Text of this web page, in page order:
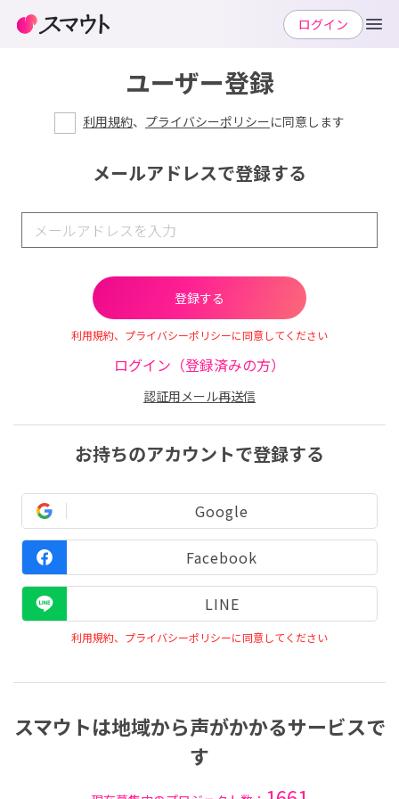
ユーザー登録
利用規約、 プライバシーポリシーに同意します
メールアドレスで登録する
利用規約、プライバシーポリシーに同意してください
ログイン（登録済みの方）
認証用メール再送信
お持ちのアカウントで登録する
Google
Facebook
LINE
利用規約、プライバシーポリシーに同意してください
スマウトは地域から声がかかるサービスで
す
ログイン